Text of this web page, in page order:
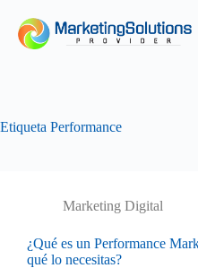
Etiqueta Performance
Marketing Digital
¿Qué es un Performance
qué lo necesitas?